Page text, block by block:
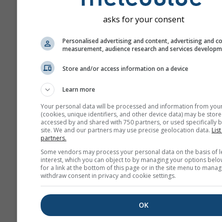
North America 5.0 km
48 h
NAM-3
North America 3.0 km
FV3-5
Alaska
5.0 km
ARPEGE-25
Global25.0 km
96 h (3-
hourly)
ARPEGE-11
asks for your consent
Personalised advertising and content, advertising and
measurement, audience research and services
Store and/or access information on a device
Learn more
Your personal data will be processed and information from
(cookies, unique identifiers, and other device data) may be
accessed by and shared with 750 partners, or used specifically
site. We and our partners may use precise geolocation data.
partners.
Some vendors may process your personal data on the basis of
interest, which you can object to by managing your options
for a link at the bottom of this page or in the site menu to
withdraw consent in privacy and cookie settings.
OK